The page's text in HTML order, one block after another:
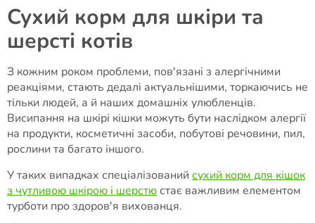
Сухий корм для шкіри та
шерсті котів
З кожним роком проблеми, пов'язані з алергічними
реакціями, стають дедалі актуальнішими, торкаючись не
тільки людей, а й наших домашніх улюбленців.
Висипання на шкірі кішки можуть бути наслідком алергії
на продукти, косметичні засоби, побутові речовини, пил,
рослини та багато іншого.
У таких випадках спеціалізований сухий корм для кішок
з чутливою шкірою і шерстюстає важливим елементом
турботи про здоров'я вихованця.